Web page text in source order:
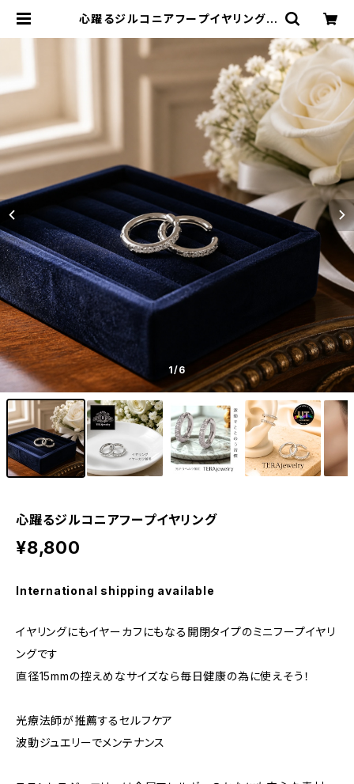
心躍るジルコニアフープイヤリング |
1/6
心躍るジルコニアフープイヤリング
¥8,800
International shipping available
イヤリングにもイヤーカフにもなる開閉タイプのミニフープイヤリ
ングです
直径15mmの控えめなサイズなら毎日健康の為に使えそう！
光療法師が推薦するセルフケア
波動ジュエリーでメンテナンス